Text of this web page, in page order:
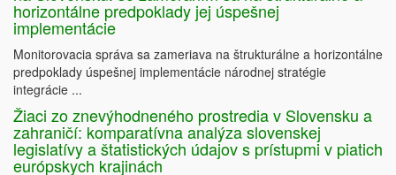
horizontálne predpoklady jej úspešnej
implementácie
Monitorovacia správa sa zameriava na štrukturálne a horizontálne
predpoklady úspešnej implementácie národnej stratégie
integrácie ...
Žiaci zo znevýhodneného prostredia v Slovensku a
zahraničí: komparatívna analýza slovenskej
legislatívy a štatistických údajov s prístupmi v piatich
európskych krajinách